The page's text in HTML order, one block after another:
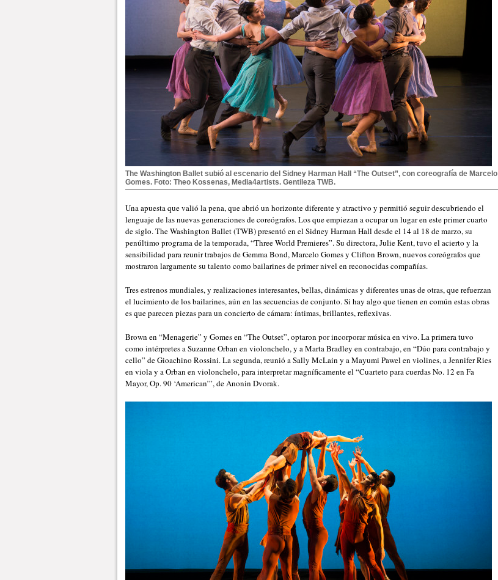
The Washington Ballet subió al escenario del Sidney Harman Hall “The Outset”, con coreografía de Marcelo
Gomes. Foto: Theo Kossenas, Media4artists. Gentileza TWB.
Una apuesta que valió la pena, que abrió un horizonte diferente y atractivo y permitió seguir descubriendo el
lenguaje de las nuevas generaciones de coreógrafos. Los que empiezan a ocupar un lugar en este primer cuarto
de siglo. The Washington Ballet (TWB) presentó en el Sidney Harman Hall desde el 14 al 18 de marzo, su
penúltimo programa de la temporada, “Three World Premieres”. Su directora, Julie Kent, tuvo el acierto y la
sensibilidad para reunir trabajos de Gemma Bond, Marcelo Gomes y Clifton Brown, nuevos coreógrafos que
mostraron largamente su talento como bailarines de primer nivel en reconocidas compañías.
Tres estrenos mundiales, y realizaciones interesantes, bellas, dinámicas y diferentes unas de otras, que refuerzan
el lucimiento de los bailarines, aún en las secuencias de conjunto. Si hay algo que tienen en común estas obras
es que parecen piezas para un concierto de cámara: íntimas, brillantes, reflexivas.
Brown en “Menagerie” y Gomes en “The Outset”, optaron por incorporar música en vivo. La primera tuvo
como intérpretes a Suzanne Orban en violonchelo, y a Marta Bradley en contrabajo, en “Dúo para contrabajo y
cello” de Gioachino Rossini. La segunda, reunió a Sally McLain y a Mayumi Pawel en violines, a Jennifer Ries
en viola y a Orban en violonchelo, para interpretar magníficamente el “Cuarteto para cuerdas No. 12 en Fa
Mayor, Op. 90 ‘American’”, de Anonin Dvorak.